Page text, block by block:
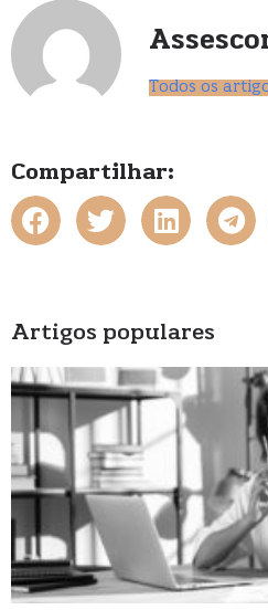
Todos os
Compartilhar:
Artigos populares